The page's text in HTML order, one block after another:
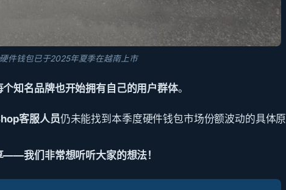
件钱包已于2025年夏季在越南上市
知名品牌也开始拥有自己的用户群体。
客服人员仍未能找到本季度硬件钱包市场份额波动的具体原
——我们非常想听听大家的想法！